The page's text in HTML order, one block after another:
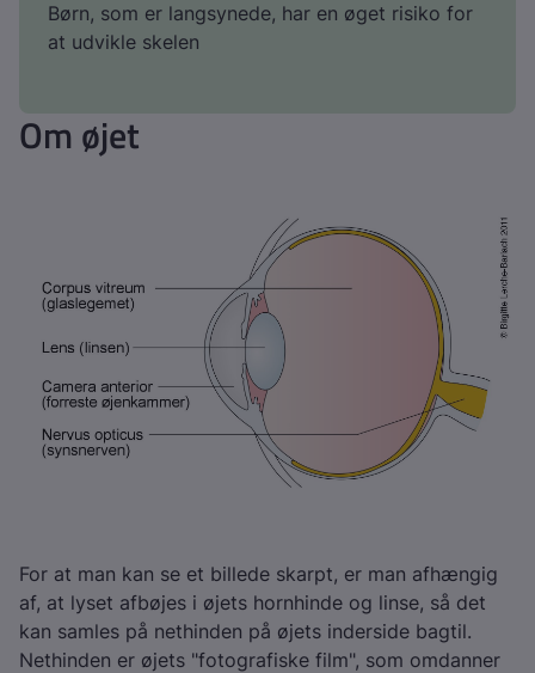
Børn, som er langsynede, har en øget risiko for
at udvikle skelen
Om øjet
For at man kan se et billede skarpt, er man afhængig
af, at lyset afbøjes i øjets hornhinde og linse, så det
kan samles på nethinden på øjets inderside bagtil.
Nethinden er øjets "fotografiske film", som omdanner